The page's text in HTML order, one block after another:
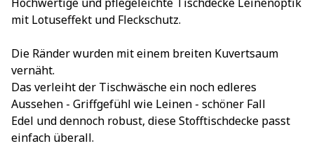
mit Lotuseffekt und Fleckschutz.
Die Ränder wurden mit einem breiten Kuvertsaum
vernäht.
Das verleiht der Tischwäsche ein noch edleres
Aussehen - Griffgefühl wie Leinen - schöner Fall
Edel und dennoch robust, diese Stofftischdecke passt
einfach überall.